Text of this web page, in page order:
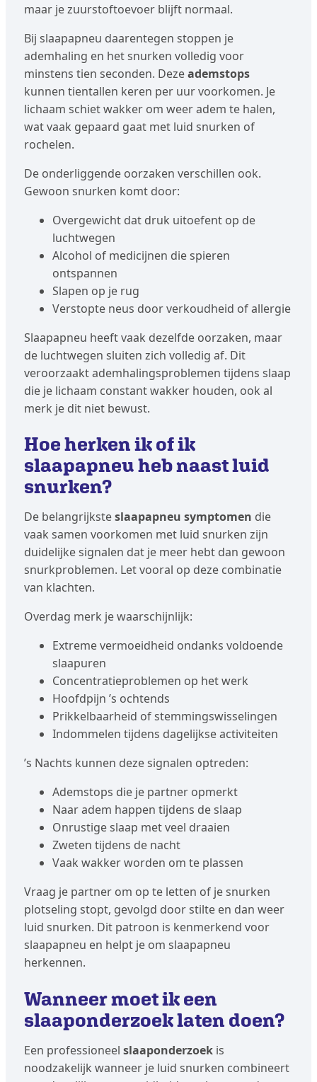
maar je zuurstoftoevoer blijft normaal.
Bij slaapapneu daarentegen stoppen je
ademhaling en het snurken volledig voor
minstens tien seconden. Dezeademstops
kunnen tientallen keren per uur voorkomen. Je
lichaam schiet wakker om weer adem te halen,
wat vaak gepaard gaat met luid snurken of
rochelen.
De onderliggende oorzaken verschillen ook.
Gewoon snurken komt door:
Overgewicht dat druk uitoefent op de
luchtwegen
Alcohol of medicijnen die spieren
ontspannen
Slapen op je rug
Verstopte neus door verkoudheid of allergie
Slaapapneu heeft vaak dezelfde oorzaken, maar
de luchtwegen sluiten zich volledig af. Dit
veroorzaakt ademhalingsproblemen tijdens slaap
die je lichaam constant wakker houden, ook al
merk je dit niet bewust.
Hoe herken ik of ik
slaapapneu heb naast luid
snurken?
De belangrijksteslaapapneu symptomen die
vaak samen voorkomen met luid snurken zijn
duidelijke signalen dat je meer hebt dan gewoon
snurkproblemen. Let vooral op deze combinatie
van klachten.
Overdag merk je waarschijnlijk:
Extreme vermoeidheid ondanks voldoende
slaapuren
Concentratieproblemen op het werk
Hoofdpijn ’s ochtends
Prikkelbaarheid of stemmingswisselingen
Indommelen tijdens dagelijkse activiteiten
’s Nachts kunnen deze signalen optreden:
Ademstops die je partner opmerkt
Naar adem happen tijdens de slaap
Onrustige slaap met veel draaien
Zweten tijdens de nacht
Vaak wakker worden om te plassen
Vraag je partner om op te letten of je snurken
plotseling stopt, gevolgd door stilte en dan weer
luid snurken. Dit patroon is kenmerkend voor
slaapapneu en helpt je om slaapapneu
herkennen.
Wanneer moet ik een
slaaponderzoek laten doen?
Een professioneel slaaponderzoekis
noodzakelijk wanneer je luid snurken combineert